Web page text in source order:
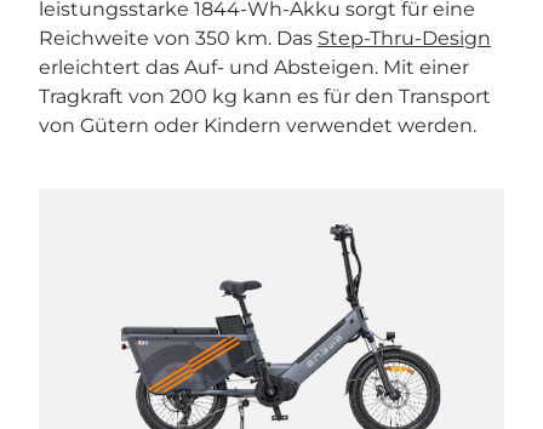
leistungsstarke 1844-Wh-Akku sorgt für eine
Reichweite von 350 km. Das Step-Thru-Design
erleichtert das Auf- und Absteigen. Mit einer
Tragkraft von 200 kg kann es für den Transport
von Gütern oder Kindern verwendet werden.